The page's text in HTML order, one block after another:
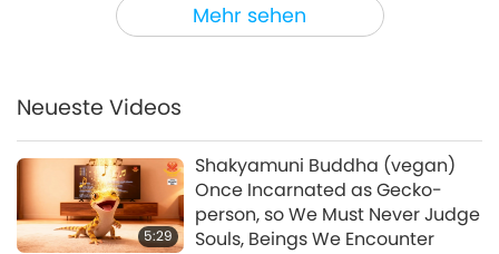
Mehr sehen
33:54
Views
Unterweise dein Kind von klein
auf, Teil 1 von 5
Neueste Videos
5:29
Shakyamuni Buddha (vegan)
Once Incarnated as Gecko-
person, so We Must Never Judge
Souls, Beings We Encounter